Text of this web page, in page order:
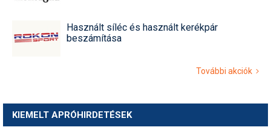
Használt síléc és használt kerékpár
beszámítása
További akciók
KIEMELT APRÓHIRDETÉSEK